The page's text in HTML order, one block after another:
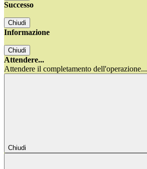
Successo
Chiudi
Informazione
Chiudi
Attendere...
Attendere il completamento dell'operazione...
Chiudi